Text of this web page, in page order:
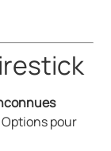
Options pour